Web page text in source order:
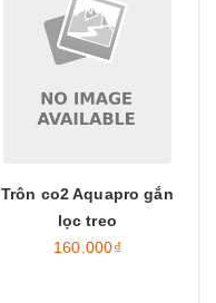
Trôn co2 Aquapro gắn
lọc treo
160.000₫